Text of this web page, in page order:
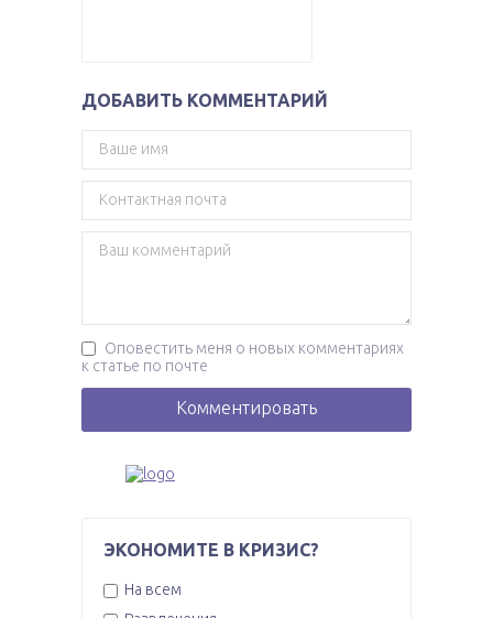
ДОБАВИТЬ КОММЕНТАРИЙ
Оповестить меня о новых комментариях
к статье по почте
ЭКОНОМИТЕ В КРИЗИС?
На всем